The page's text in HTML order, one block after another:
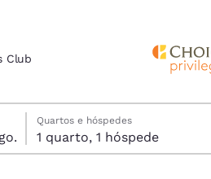
Club
selecionada
Quartos e hóspedes
1 quarto, 1 hóspede